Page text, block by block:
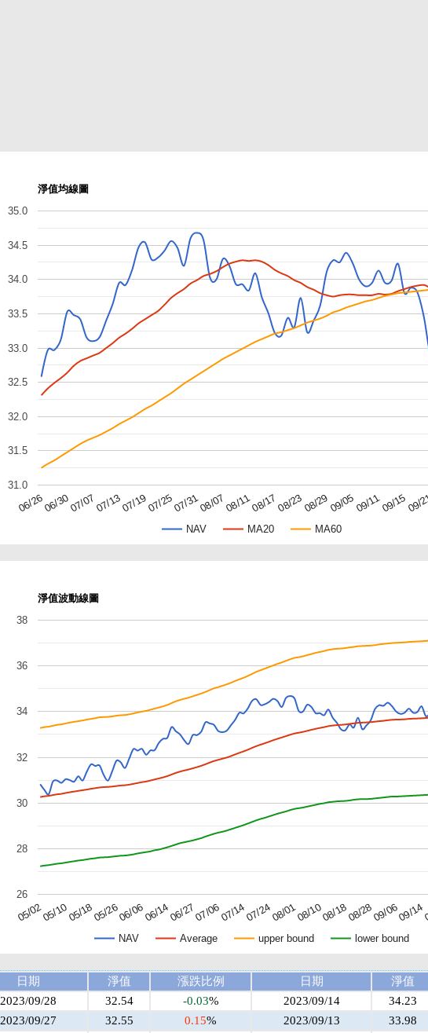
淨值均線圖
NAV MA20 MA60
06/2606/3007/0707/1307/1907/2507/3108/0708/1108/1708/2308/2909/0509/1109/1509/
31.0
31.5
32.0
32.5
33.0
33.5
34.0
34.5
35.0
淨值波動線圖
NAV Average upper bound lower bound
05/0205/1005/1805/2606/0606/1406/2707/0607/1407/2408/0108/1008/1808/2809/0609/14
26
28
30
32
34
36
38
日期 淨值 漲跌比例 日期 淨值
2023/09/28
32.54 -0.03% 2023/09/14 34.23
2023/09/27
32.55 0.15% 2023/09/13 33.98